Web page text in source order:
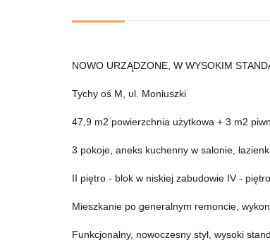
NOWO URZĄDZONE, W WYSOKIM
Tychy oś M, ul. Moniuszki
47,9 m2 powierzchnia użytkowa + 3 m2
3 pokoje, aneks kuchenny w salonie,
II piętro - blok w niskiej zabudowie IV -
Mieszkanie po generalnym remoncie,
Funkcjonalny, nowoczesny styl, wysoki